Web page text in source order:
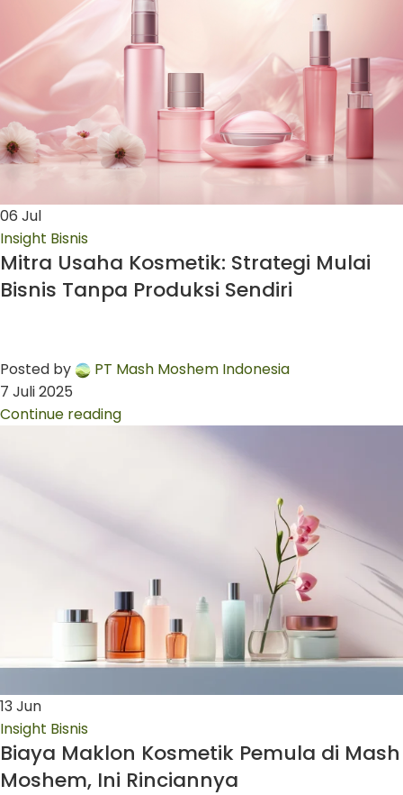
06 Jul
Insight Bisnis
Mitra Usaha Kosmetik: Strategi Mulai
Bisnis Tanpa Produksi Sendiri
Posted by
PT Mash Moshem Indonesia
7 Juli 2025
Continue reading
13 Jun
Insight Bisnis
Biaya Maklon Kosmetik Pemula di Mash
Moshem, Ini Rinciannya